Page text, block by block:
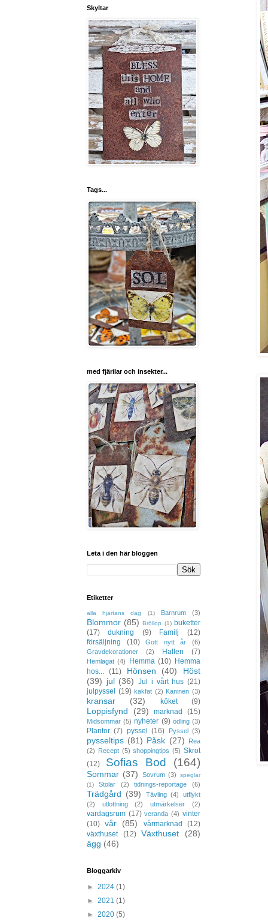
Skyltar
Tags...
med fjärilar och insekter...
Leta i den här bloggen
Etiketter
alla hjärtans dag (1) Barnrum (3)
Blommor (85) Bröllop (1) buketter
(17)
dukning (9) Familj
(12)
försäljning
(10) Gott nytt år
(6)
Gravdekorationer
(2) Hallen (7)
Hemlagat (4) Hemma (10) Hemma
hos...
(11) Hönsen (40)
Höst
(39) jul (36) Jul i vårt hus (21)
julpyssel
(19) kakfat (2) Kaninen (3)
kransar (32) köket (9)
Loppisfynd (29) marknad (15)
Midsommar (5) nyheter (9) odling (3)
Plantor (7) pyssel (16) Pyssel (3)
pysseltips (81) Påsk (27)
Rea
(2) Recept (5) shoppingtips (5) Skrot
(12)
Sofias Bod (164)
Sommar (37) Sovrum (3)
speglar
(1)
Stolar (2) tidnings-reportage (6)
Trädgård (39) Tävling (4)
utflykt
(2)
utlottning (2) utmärkelser (2)
vardagsrum (17) veranda (4) vinter
(10) vår (85) vårmarknad
(12)
växthuset
(12) Växthuset
(28)
ägg (46)
Bloggarkiv
► 2024 (1)
► 2021 (1)
► 2020 (5)